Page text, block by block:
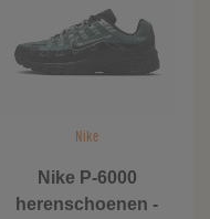
Nike
Nike P-6000
herenschoenen -